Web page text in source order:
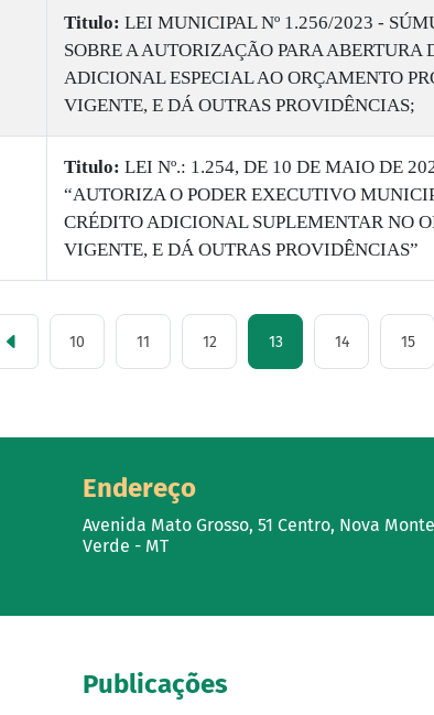
Titulo: ​LEI MUNICIPAL Nº 1.256/2023 -
SOBRE A AUTORIZAÇÃO PARA ABERTURA
ADICIONAL ESPECIAL AO ORÇAMENTO
VIGENTE, E DÁ OUTRAS PROVIDÊNCIAS;
Titulo: ​LEI Nº.: 1.254, DE 10 DE MAIO DE
“AUTORIZA O PODER EXECUTIVO
CRÉDITO ADICIONAL SUPLEMENTAR NO
VIGENTE, E DÁ OUTRAS PROVIDÊNCIAS”
10 11 12 13 14 15
Endereço
Avenida Mato Grosso, 51 Centro, Nova Monte
Verde - MT
Publicações